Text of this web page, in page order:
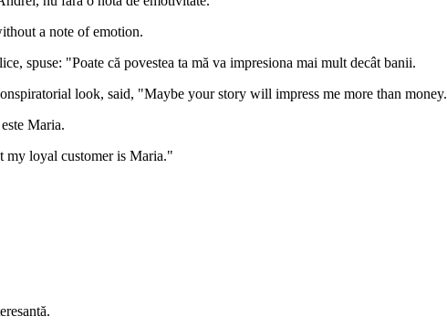
a note of emotion.
spuse: "Poate că povestea ta mă va impresiona mai mult decât banii.
look, said, "Maybe your story will impress me more than money.
Maria.
my loyal customer is Maria."